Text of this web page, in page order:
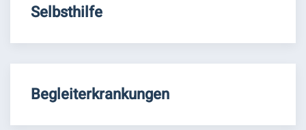
Selbsthilfe
Begleiterkrankungen